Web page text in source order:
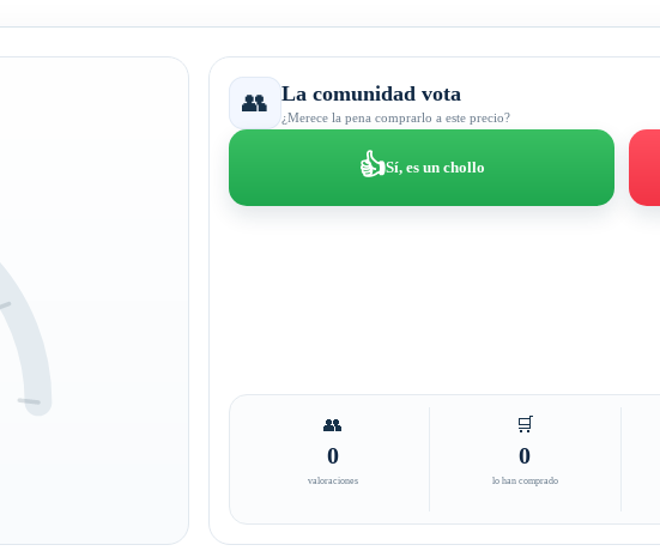
👥 La comunidad vota
¿Merece la pena comprarlo a este precio?
👍Sí, es un chollo
👥
0
valoraciones
🛒
0
lo han comprado